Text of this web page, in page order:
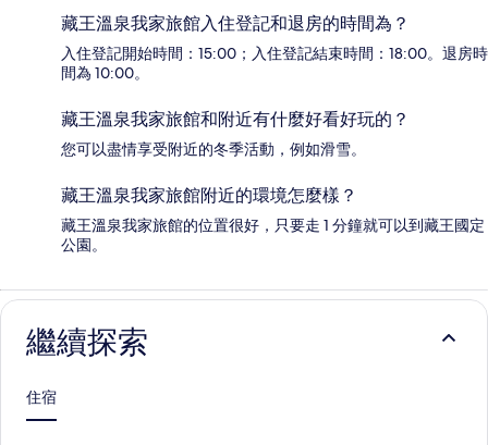
藏王溫泉我家旅館入住登記和退房的時間為？
入住登記開始時間：15:00；入住登記結束時間：18:00。退房時
間為 10:00。
藏王溫泉我家旅館和附近有什麼好看好玩的？
您可以盡情享受附近的冬季活動，例如滑雪。
藏王溫泉我家旅館附近的環境怎麼樣？
藏王溫泉我家旅館的位置很好，只要走 1 分鐘就可以到藏王國定
公園。
繼續探索
住宿